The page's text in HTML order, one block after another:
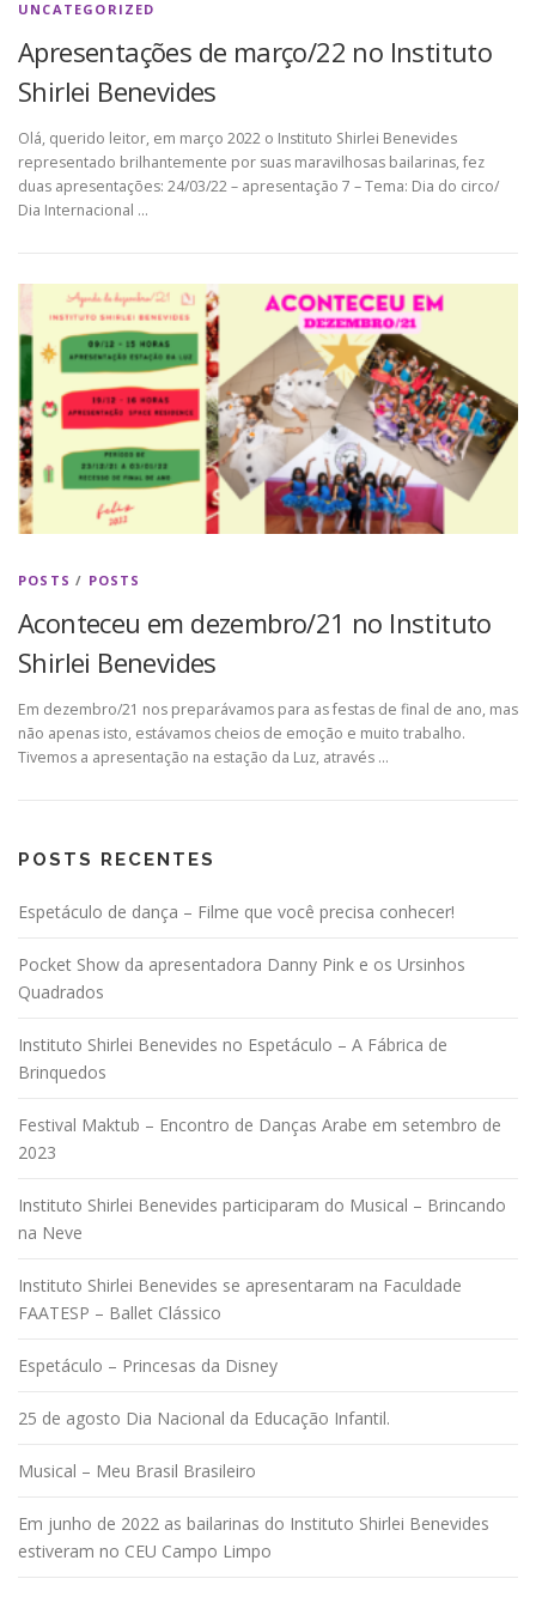
UNCATEGORIZED
Apresentações de março/22 no Instituto
Shirlei Benevides
Olá, querido leitor, em março 2022 o Instituto Shirlei Benevides
representado brilhantemente por suas maravilhosas bailarinas, fez
duas apresentações: 24/03/22 – apresentação 7 – Tema: Dia do circo/
Dia Internacional …
POSTS / POSTS
Aconteceu em dezembro/21 no Instituto
Shirlei Benevides
Em dezembro/21 nos preparávamos para as festas de final de ano, mas
não apenas isto, estávamos cheios de emoção e muito trabalho.
Tivemos a apresentação na estação da Luz, através …
POSTS RECENTES
Espetáculo de dança – Filme que você precisa conhecer!
Pocket Show da apresentadora Danny Pink e os Ursinhos
Quadrados
Instituto Shirlei Benevides no Espetáculo – A Fábrica de
Brinquedos
Festival Maktub – Encontro de Danças Arabe em setembro de
2023
Instituto Shirlei Benevides participaram do Musical – Brincando
na Neve
Instituto Shirlei Benevides se apresentaram na Faculdade
FAATESP – Ballet Clássico
Espetáculo – Princesas da Disney
25 de agosto Dia Nacional da Educação Infantil.
Musical – Meu Brasil Brasileiro
Em junho de 2022 as bailarinas do Instituto Shirlei Benevides
estiveram no CEU Campo Limpo